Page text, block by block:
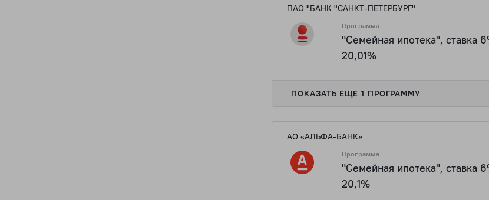
ПАО "БАНК "САНКТ-ПЕТЕРБУРГ"
Программа
"Семейная ипотека", ставка
20,01%
ПОКАЗАТЬ ЕЩЕ 1 ПРОГРАММУ
АО «АЛЬФА-БАНК»
Программа
"Семейная ипотека", ставка
20,1%